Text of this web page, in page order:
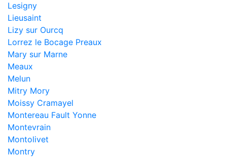
Lesigny
Lieusaint
Lizy sur Ourcq
Lorrez le Bocage Preaux
Mary sur Marne
Meaux
Melun
Mitry Mory
Moissy Cramayel
Montereau Fault Yonne
Montevrain
Montolivet
Montry